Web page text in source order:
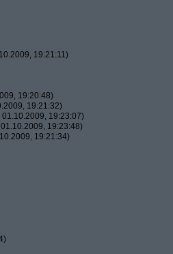
19:21:11)
19:20:48)
19:21:32)
01.10.2009, 19:23:07)
19:23:48)
19:21:34)